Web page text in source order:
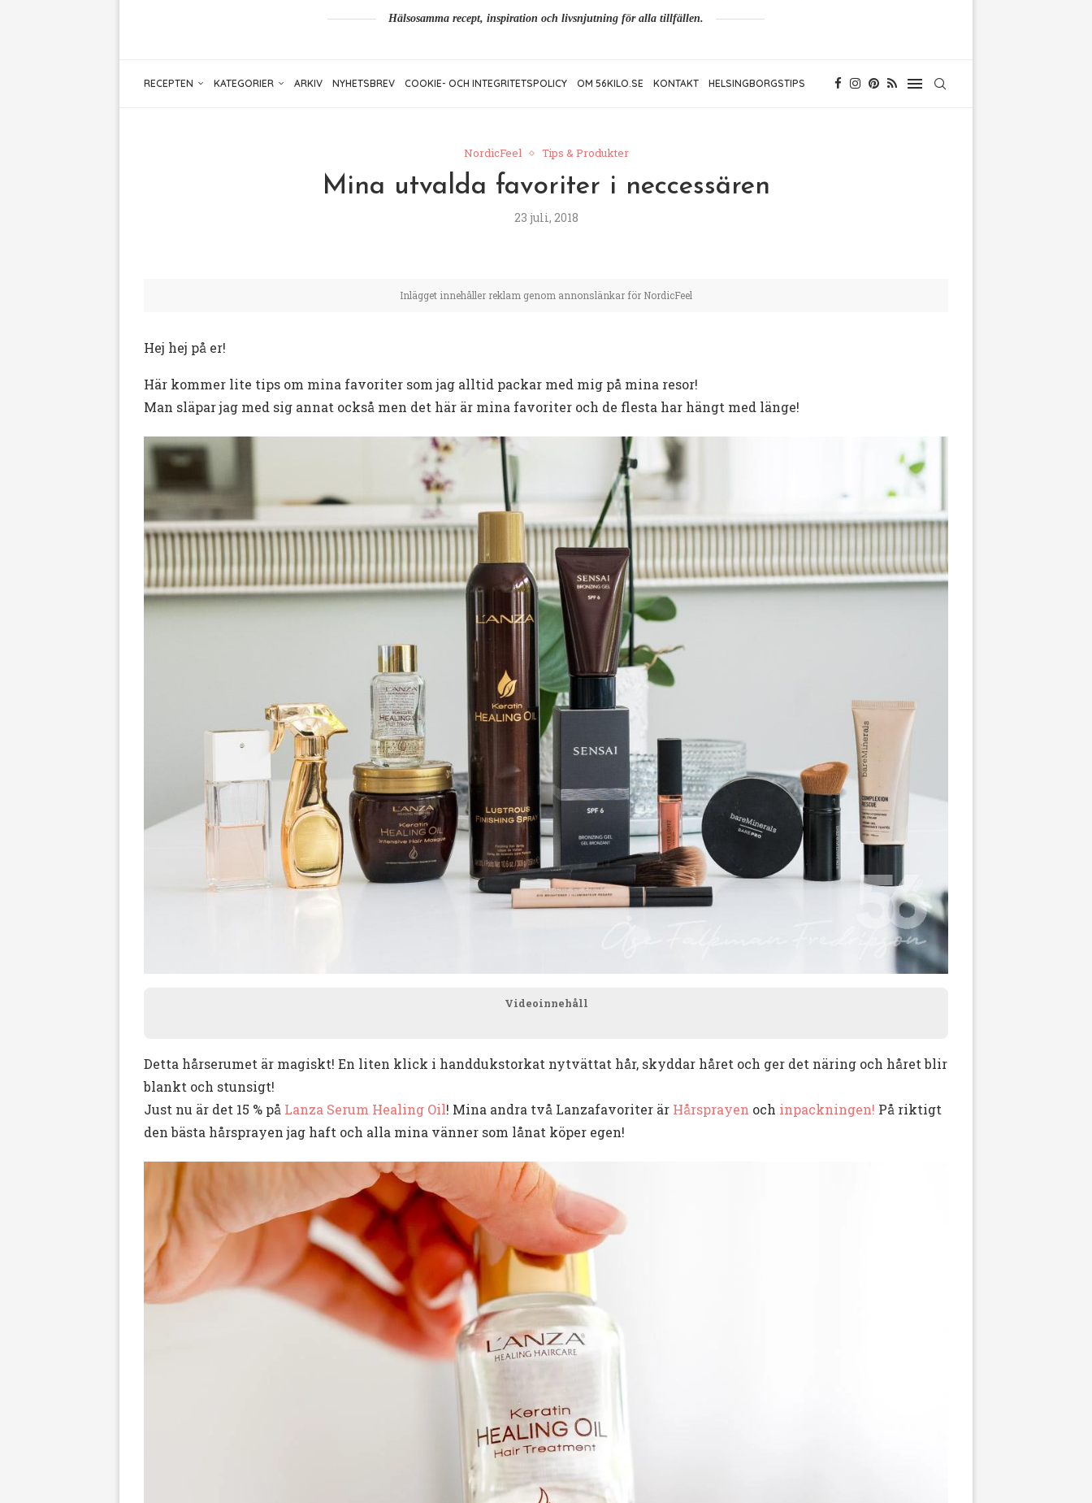
Hälsosamma recept, inspiration och livsnjutning för alla tillfällen.
RECEPTEN KATEGORIER ARKIV NYHETSBREV COOKIE- OCH INTEGRITETSPOLICY OM 56KILO.SE KONTAKT HELSINGBORGSTIPS
NordicFeel Tips & Produkter
Mina utvalda favoriter i neccessären
23 juli, 2018
Inlägget innehåller reklam genom annonslänkar för NordicFeel
Hej hej på er!
Här kommer lite tips om mina favoriter som jag alltid packar med mig på mina resor!
Man släpar jag med sig annat också men det här är mina favoriter och de flesta har hängt med länge!
Videoinnehåll
Detta hårserumet är magiskt! En liten klick i handdukstorkat nytvättat hår, skyddar håret och ger det näring och håret blir
blankt och stunsigt!
Just nu är det 15 % på Lanza Serum Healing Oil! Mina andra två Lanzafavoriter är Hårsprayen och inpackningen! På riktigt
den bästa hårsprayen jag haft och alla mina vänner som lånat köper egen!